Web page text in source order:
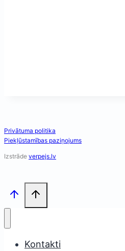
Privātuma politika
Piekļūstamības paziņojums
Izstrāde verpejs.lv
Kontakti